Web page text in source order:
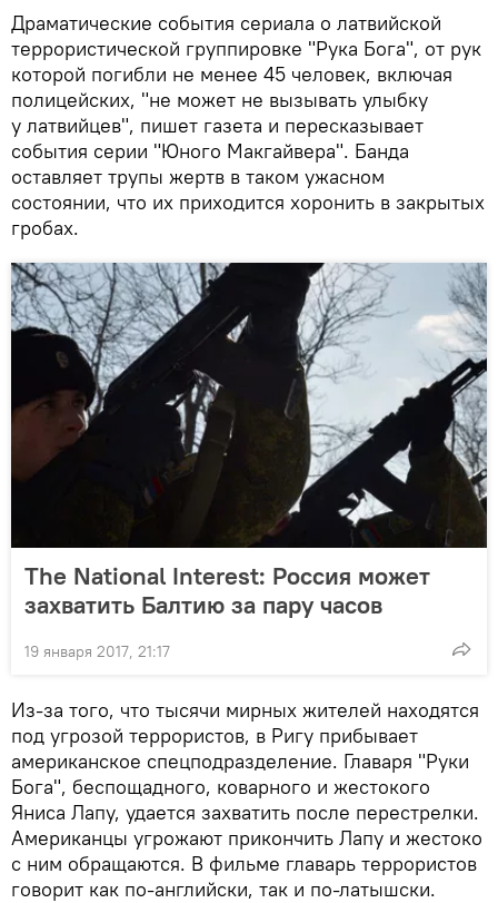
Драматические события сериала о латвийской
террористической группировке "Рука Бога", от рук
которой погибли не менее 45 человек, включая
полицейских, "не может не вызывать улыбку
у латвийцев", пишет газета и пересказывает
события серии "Юного Макгайвера". Банда
оставляет трупы жертв в таком ужасном
состоянии, что их приходится хоронить в закрытых
гробах.
The National Interest: Россия может
захватить Балтию за пару часов
19 января 2017, 21:17
Из-за того, что тысячи мирных жителей находятся
под угрозой террористов, в Ригу прибывает
американское спецподразделение. Главаря "Руки
Бога", беспощадного, коварного и жестокого
Яниса Лапу, удается захватить после перестрелки.
Американцы угрожают прикончить Лапу и жестоко
с ним обращаются. В фильме главарь террористов
говорит как по-английски, так и по-латышски.